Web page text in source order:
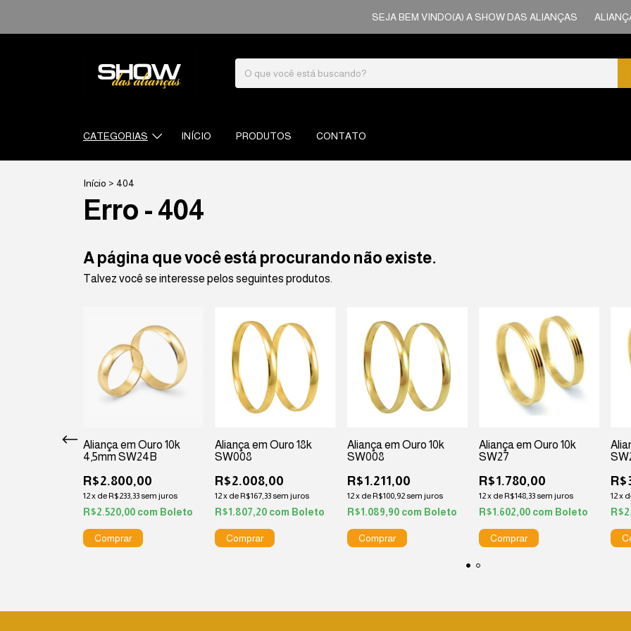
SEJA BEM VINDO(A) A SHOW DAS ALIANÇAS
CATEGORIAS INÍCIO PRODUTOS CONTATO
Início > 404
Erro - 404
A página que você está procurando não existe.
Talvez você se interesse pelos seguintes produtos.
Aliança em Ouro 10k
4,5mm SW24B
R$2.800,00
12x de R$233,33sem juros
R$2.520,00 com Boleto
Aliança em Ouro 18k
SW008
R$2.008,00
12x de R$167,33sem juros
R$1.807,20 com Boleto
Aliança em Ouro 10k
SW008
R$1.211,00
12x de R$100,92sem juros
R$1.089,90 com Boleto
Aliança em Ouro 10k
SW27
R$1.780,00
12x de R$148,33sem juros
R$1.602,00 com Boleto
12x